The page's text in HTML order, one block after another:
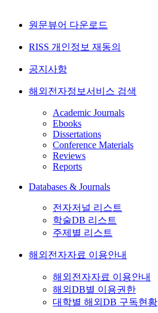
원문뷰어 다운로드
RISS 개인정보 재동의
공지사항
해외전자정보서비스 검색
Academic Journals
Ebooks
Dissertations
Conference Materials
Reviews
Reports
Databases & Journals
전자저널 리스트
학술DB 리스트
주제별 리스트
해외전자자료 이용안내
해외전자자료 이용안내
해외DB별 이용권한
대학별 해외DB 구독현황